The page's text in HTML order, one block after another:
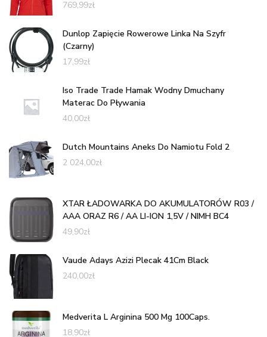
769,99zł
Dunlop Zapięcie Rowerowe Linka Na Szyfr
(Czarny)
17,99zł
Iso Trade Trade Hamak Wodny Dmuchany
Materac Do Pływania
40,00zł
Dutch Mountains Aneks Do Namiotu Fold 2
2 024,00zł
XTAR ŁADOWARKA DO AKUMULATORÓW R03 /
AAA ORAZ R6 / AA LI-ION 1,5V / NIMH BC4
49,90zł
Vaude Adays Azizi Plecak 41Cm Black
240,00zł
Medverita L Arginina 500 Mg 100Caps.
18,90zł